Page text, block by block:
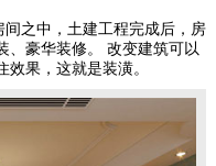
间之中，土建工程完成后，房
、豪华装修。 改变建筑可以
果，这就是装潢。